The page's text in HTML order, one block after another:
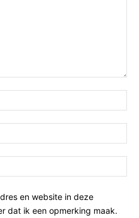
en website in deze
dat ik een opmerking maak.